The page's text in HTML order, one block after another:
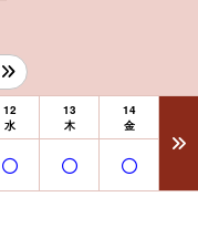
12
水
13
木
14
金